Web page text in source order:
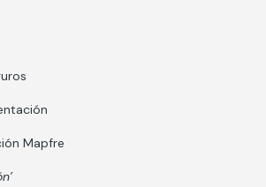
Mapfre